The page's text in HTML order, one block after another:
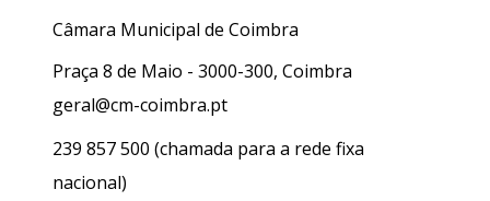
Câmara Municipal de Coimbra
Praça 8 de Maio - 3000-300, Coimbra
geral@cm-coimbra.pt
239 857 500 (chamada para a rede fixa
nacional)